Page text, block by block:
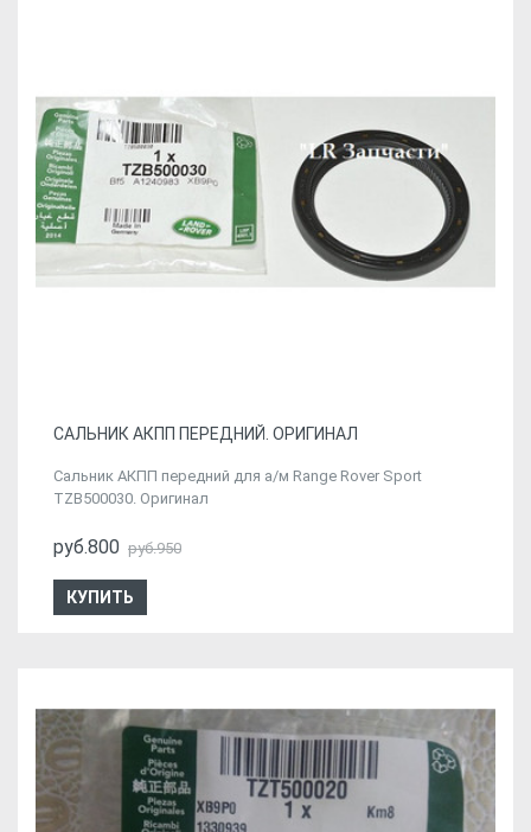
САЛЬНИК АКПП ПЕРЕДНИЙ. ОРИГИНАЛ
Сальник АКПП передний для а/м Range Rover Sport
TZB500030. Оригинал
руб.800 руб.950
КУПИТЬ